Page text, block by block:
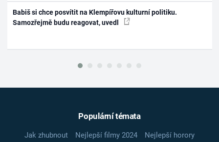
Babiš si chce posvítit na Klempířovu kulturní politiku.
Samozřejmě budu reagovat, uvedl
Populární témata
Jak zhubnout Nejlepší filmy 2024
Nejlepší horory